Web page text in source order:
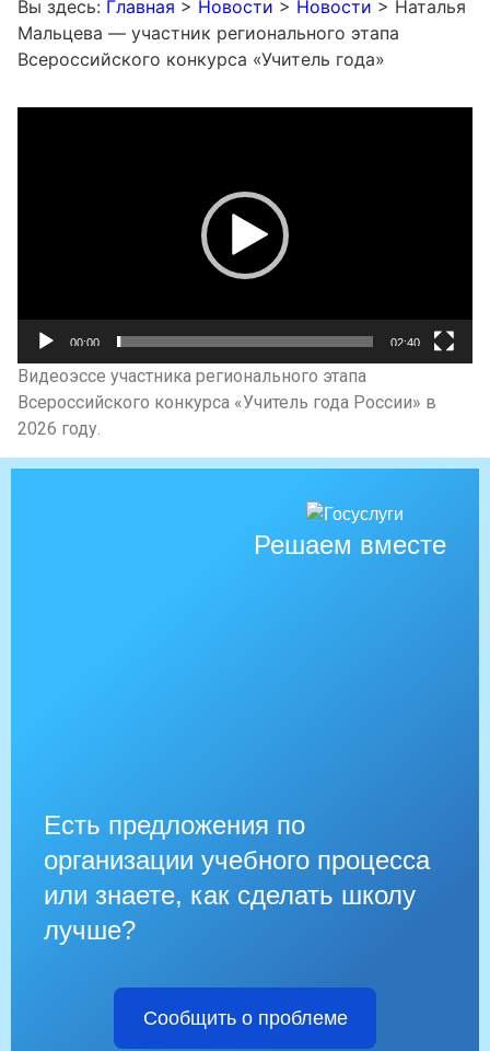
Вы здесь: Главная > Новости > Новости > Наталья
Мальцева — участник регионального этапа
Всероссийского конкурса «Учитель года»
00:00 02:40
Видеоэссе участника регионального этапа
Всероссийского конкурса «Учитель года России» в
2026 году.
Решаем вместе
Есть предложения по
организации учебного процесса
или знаете, как сделать школу
лучше?
Сообщить о проблеме